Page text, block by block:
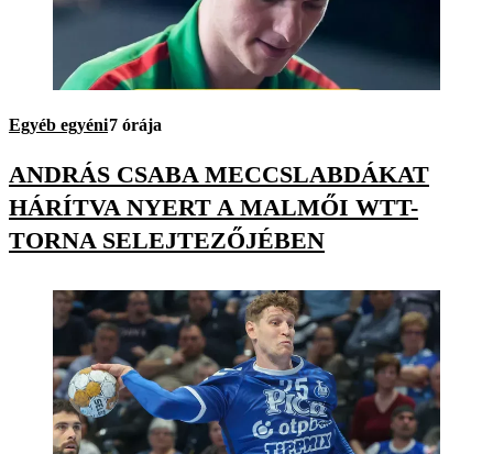
Egyéb egyéni7 órája
ANDRÁS CSABA MECCSLABDÁKAT
HÁRÍTVA NYERT A MALMŐI WTT-
TORNA SELEJTEZŐJÉBEN